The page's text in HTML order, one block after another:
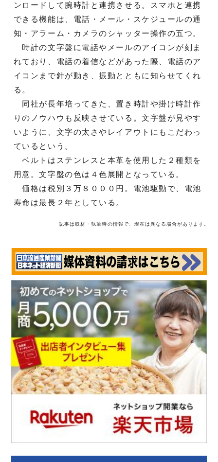
ンロードして腕時計と連携させる。スマホと連携
できる機能は、電話・メール・スケジュールの通
知・アラーム・カメラのシャッター操作の五つ。
時計の文字盤に電話やメールのアイコンが刻ま
れており、電話の着信などがあった際、電話のア
イコンまで針が動き、振動とともに知らせてくれ
る。
同社が長年培ってきた、置き時計や掛け時計作
りのノウハウも反映させている。文字盤が見やす
いように、文字の太さやレイアウトにもこだわっ
ているという。
ベルトはステンレスと本革を使用した２種類を
用意。文字盤の色は４色展開となっている。
価格は税別３万８０００円。電池駆動で、電池
寿命は最長２年としている。
記事は取材・執筆時の情報で、現在は異なる場合があります。